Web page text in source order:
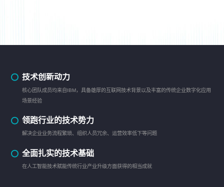
技术创新动力
核心团队成员均来自IBM，具备雄厚的互联网技术背景以及丰富的传统企业数字化应用
场景经验
领跑行业的技术势力
解决企业业务流程繁琐、组织人员冗余、运营效率低下等问题
全面扎实的技术基础
在人工智能技术赋能传统行业产业升级方面获得的相当成就